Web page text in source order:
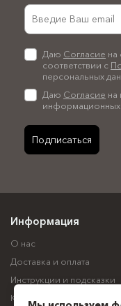
Даю Согласие на
соответствии с
персональных
Даю Согласие на
информационных
Подписаться
Информация
О нас
Доставка и оплата
Инструкции и подсказки
Контакты